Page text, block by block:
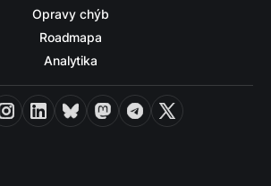
Opravy chýb
Roadmapa
Analytika
InstagramLinkedInBlueskyMastodon
Telegram
X